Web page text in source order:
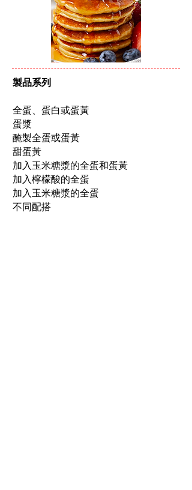
製品系列
全蛋、蛋白或蛋黃
蛋漿
醃製全蛋或蛋黃
甜蛋黃
加入玉米糖漿的全蛋和蛋黃
加入檸檬酸的全蛋
加入玉米糖漿的全蛋
不同配搭